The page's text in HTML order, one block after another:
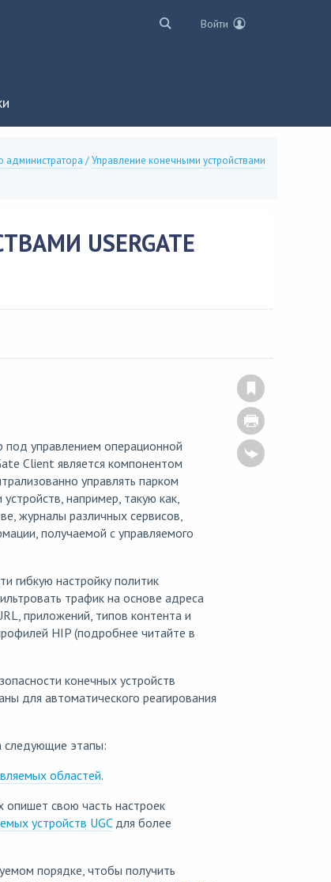
Войти
администратора /Управление конечными устройствами
USERGATE
под управлением операционной
Client является компонентом
управлять парком
например, такую как,
журналы различных сервисов,
получаемой с управляемого
гибкую настройку политик
трафик на основе адреса
приложений, типов контента и
HIP (подробнее читайте в
конечных устройств
для автоматического реагирования
следующие этапы:
областей.
свою часть настроек
устройств UGCдля более
порядке, чтобы получить